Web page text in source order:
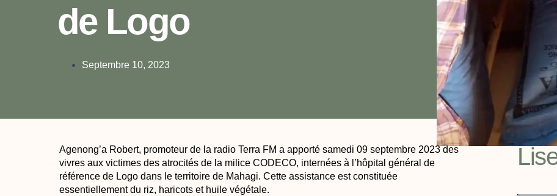
de Logo
Septembre 10, 2023
Agenong’a Robert, promoteur de la radio Terra FM a apporté samedi 09 septembre 2023 des
vivres aux victimes des atrocités de la milice CODECO, internées à l’hôpital général de
référence de Logo dans le territoire de Mahagi. Cette assistance est constituée
essentiellement du riz, haricots et huile végétale.